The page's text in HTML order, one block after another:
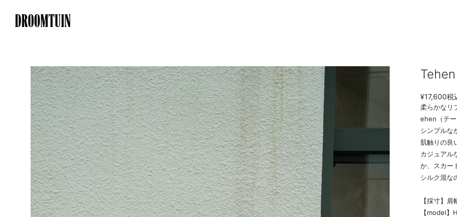
¥17,600税
柔らかなリ
ehen（テー
シンプルな
肌触りの良
カジュアル
か、スカー
シルク混な
【採寸】
【model】